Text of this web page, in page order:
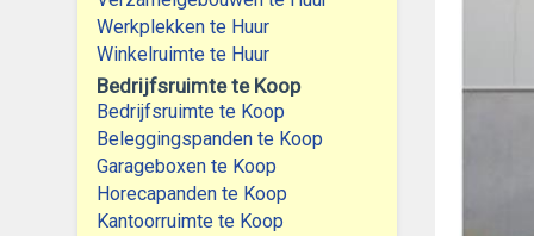
Werkplekken te Huur
Winkelruimte te Huur
Bedrijfsruimte te Koop
Bedrijfsruimte te Koop
Beleggingspanden te Koop
Garageboxen te Koop
Horecapanden te Koop
Kantoorruimte te Koop